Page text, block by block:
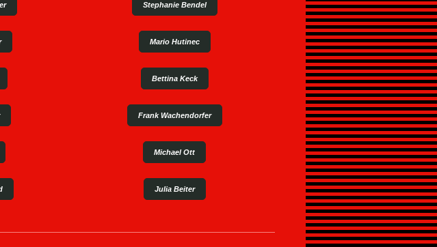
Stephanie Bendel
Mario Hutinec
Bettina Keck
Frank Wachendorfer
Michael Ott
Julia Beiter